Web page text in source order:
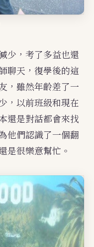
少，考了多益也還
聊天，復學後的這
，雖然年齡差了一
，以前班級和現在
還是對話都會來找
他們認識了一個翻
是很樂意幫忙。